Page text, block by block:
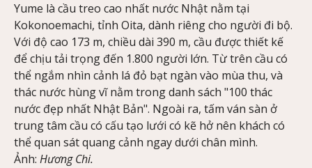
Yume là cầu treo cao nhất nước Nhật nằm tại
Kokonoemachi, tỉnh Oita, dành riêng cho người đi bộ.
Với độ cao 173 m, chiều dài 390 m, cầu được thiết kế
để chịu tải trọng đến 1.800 người lớn. Từ trên cầu có
thể ngắm nhìn cảnh lá đỏ bạt ngàn vào mùa thu, và
thác nước hùng vĩ nằm trong danh sách "100 thác
nước đẹp nhất Nhật Bản". Ngoài ra, tấm ván sàn ở
trung tâm cầu có cấu tạo lưới có kẽ hở nên khách có
thể quan sát quang cảnh ngay dưới chân mình.
Ảnh: Hương Chi.